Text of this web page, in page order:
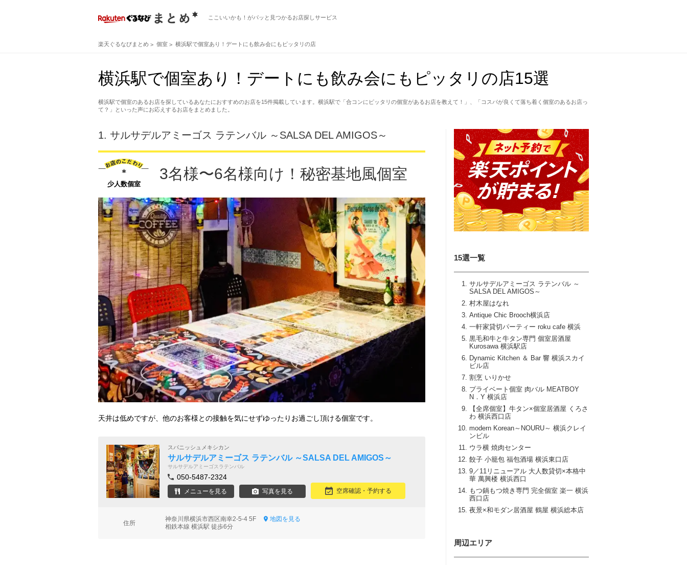
ここいいかも！がパッと見つかるお店探しサービス
楽天ぐるなびまとめ 個室 横浜駅で個室あり！デートにも飲み会にもピッタリの店
横浜駅で個室あり！デートにも飲み会にもピッタリの店15選
横浜駅で個室のあるお店を探しているあなたにおすすめのお店を15件掲載しています。横浜駅で「合コンにピッタリの個室があるお店を教えて！」、「コスパが良くて落ち着く個室のあるお店っ
て？」といった声にお応えするお店をまとめました。
15選一覧
サルサデルアミーゴス ラテンバル ～
SALSA DEL AMIGOS～
村木屋はなれ
Antique Chic Brooch横浜店
一軒家貸切パーティー roku cafe 横浜
黒毛和牛と牛タン専門 個室居酒屋
Kurosawa 横浜駅店
Dynamic Kitchen ＆ Bar 響 横浜スカイ
ビル店
割烹 いりかせ
プライベート個室 肉バル MEATBOY
N．Y 横浜店
【全席個室】牛タン×個室居酒屋 くろさ
わ 横浜西口店
modern Korean～NOURU～ 横浜クレイ
ンビル
ウラ横 焼肉センター
餃子 小籠包 福包酒場 横浜東口店
9／11リニューアル 大人数貸切×本格中
華 萬興楼 横浜西口
もつ鍋もつ焼き専門 完全個室 楽一 横浜
西口店
夜景×和モダン居酒屋 鶴屋 横浜総本店
1. サルサデルアミーゴス ラテンバル ～SALSA DEL AMIGOS～
少人数個室
3名様〜6名様向け！秘密基地風個室
天井は低めですが、他のお客様との接触を気にせずゆったりお過ごし頂ける個室です。
スパニッシュメキシカン
サルサデルアミーゴス ラテンバル ～SALSA DEL AMIGOS～
サルサデルアミーゴスラテンバル
050-5487-2324
メニューを見る 写真を見る 空席確認・予約する
住所
神奈川県横浜市西区南幸2-5-4 5F
地図を見る
相鉄本線 横浜駅 徒歩6分
周辺エリア